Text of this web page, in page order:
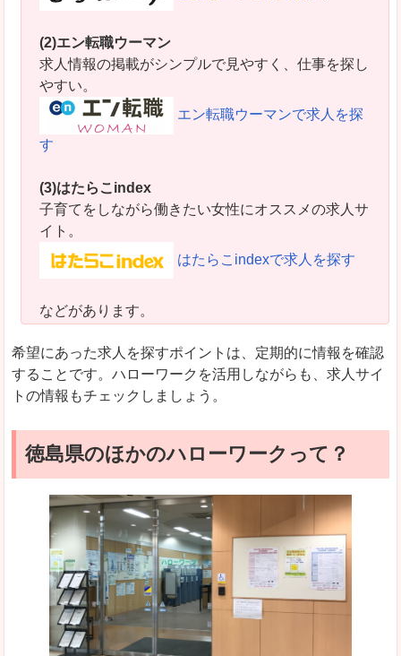
(2)エン転職ウーマン
求人情報の掲載がシンプルで見やすく、仕事を探し
やすい。
エン転職ウーマンで求人を探
す
(3)はたらこindex
子育てをしながら働きたい女性にオススメの求人サ
イト。
はたらこindexで求人を探す
などがあります。
希望にあった求人を探すポイントは、定期的に情報を確認
することです。ハローワークを活用しながらも、求人サイ
トの情報もチェックしましょう。
徳島県のほかのハローワークって？